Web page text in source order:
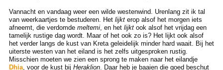
Vannacht en vandaag weer een wilde westenwind. Urenlang zit ik tal
van weerkaartjes te bestuderen. Het lijkterop alsof het morgen iets
afneemt, die verdomde meltemi, en het lijktook alsof het vrijdag een
tamelijk rustige dag wordt. Maar of het ook zo is? Het lijkt ook alsof
het verder langs de kust van Kreta geleidelijk minder hard waait. Bij het
uiterste westen van het eiland is het zelfs uitgesproken rustig.
Misschien moeten we zien een sprong te maken naar het eilandje
Dhia, voor de kust bij Heraklion. Daar heb je baaien die goed beschut